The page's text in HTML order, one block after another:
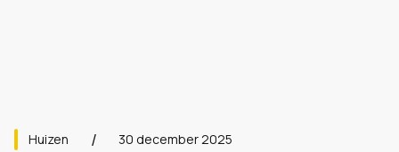
Huizen 30 december 2025